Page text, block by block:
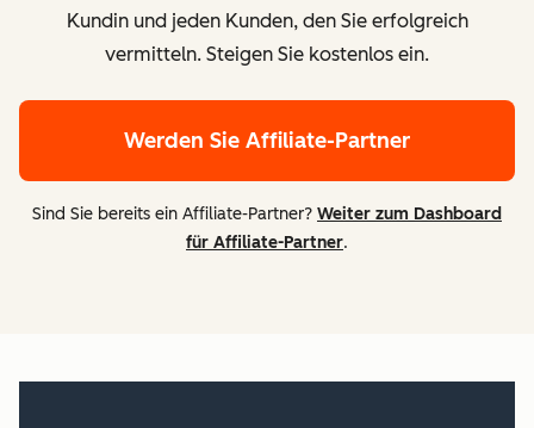
Kundin und jeden Kunden, den Sie erfolgreich
vermitteln. Steigen Sie kostenlos ein.
Werden Sie Affiliate-Partner
Sind Sie bereits ein Affiliate-Partner? Weiter zum Dashboard
für Affiliate-Partner.